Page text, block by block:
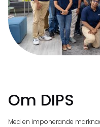
Om DIPS
Med en imponerande